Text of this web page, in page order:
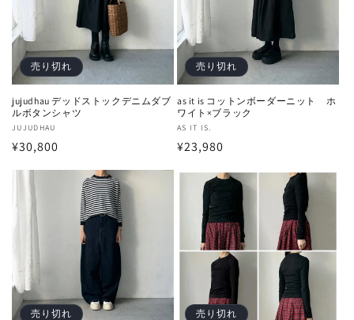
売り切れ
jujudhau デッドストックデニムダブ
ルボタンシャツ
販
売
JUJUDHAU
通
¥30,800
売り切れ
as it is コットンボーダーニット ホ
ワイト×ブラック
販
売
AS IT IS.
通
¥23,980
売り切れ 売り切れ